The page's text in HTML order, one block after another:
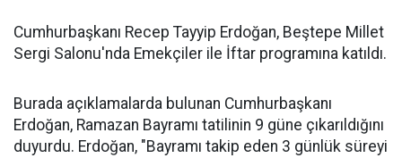
Cumhurbaşkanı Recep Tayyip Erdoğan, Beştepe Millet
Sergi Salonu'nda Emekçiler ile İftar programına katıldı.
Burada açıklamalarda bulunan Cumhurbaşkanı
Erdoğan, Ramazan Bayramı tatilinin 9 güne çıkarıldığını
duyurdu. Erdoğan, "Bayramı takip eden 3 günlük süreyi